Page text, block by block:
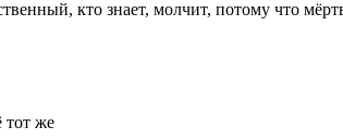
кто знает, молчит, потому что
тот же